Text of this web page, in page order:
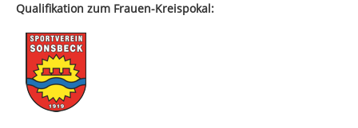
Qualifikation zum Frauen-Kreispokal: